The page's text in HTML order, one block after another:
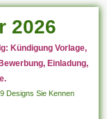
2026
Kündigung Vorlage,
Einladung,
Designs Sie Kennen